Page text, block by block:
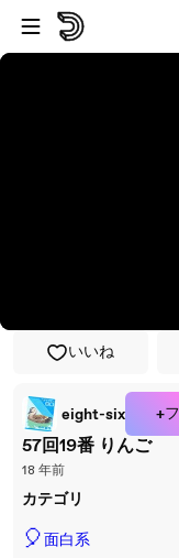
プレイヤーにスキップ
メインコンテンツにス
いいね
eight-six +
57回19番 りんご
18 年前
カテゴリ
🎈面白系